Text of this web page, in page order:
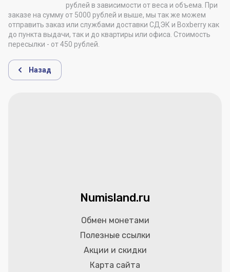
рублей в зависимости от веса и объема. При
заказе на сумму от 5000 рублей и выше, мы так же можем
отправить заказ или службами доставки СДЭК и Boxberry как
до пункта выдачи, так и до квартиры или офиса. Стоимость
пересылки - от 450 рублей.
Назад
Numisland.ru
Обмен монетами
Полезные ссылки
Акции и скидки
Карта сайта